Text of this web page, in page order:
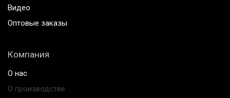
Видео
Оптовые заказы
Компания
О нас
О производстве